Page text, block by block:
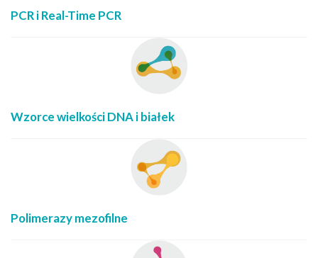
PCR i Real-Time PCR
Wzorce wielkości DNA i białek
Polimerazy mezofilne